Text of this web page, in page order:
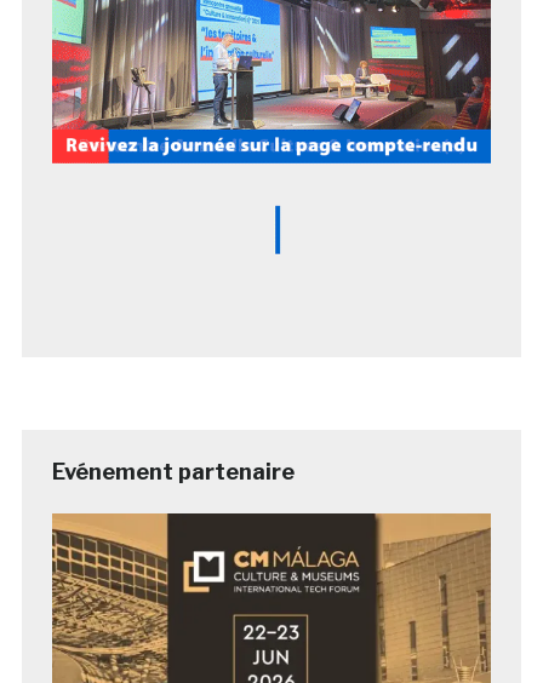
Evénement partenaire